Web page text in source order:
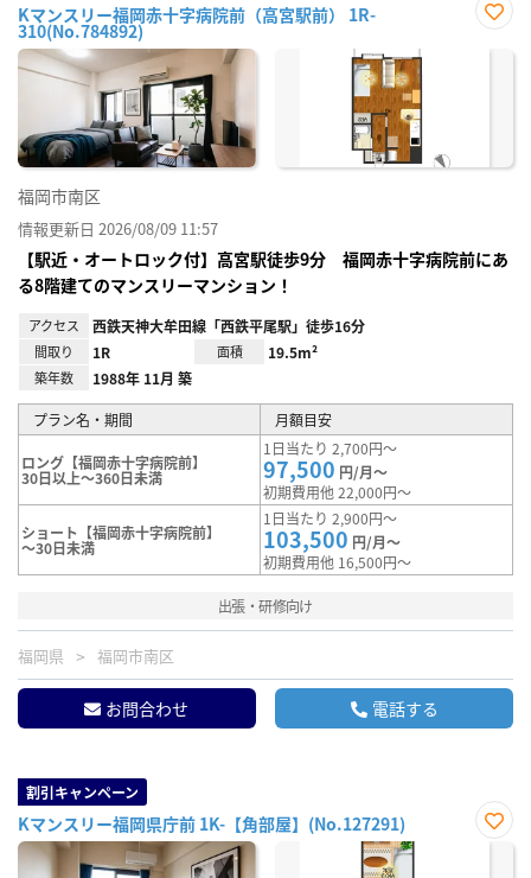
Kマンスリー福岡赤十字病院前（高宮駅前） 1R-
310(No.784892)
に入
福岡市南区
情報更新日 2026/08/09 11:57
【駅近・オートロック付】高宮駅徒歩9分 福岡赤十字病院前にあ
る8階建てのマンスリーマンション！
アクセス 西鉄天神大牟田線「西鉄平尾駅」徒歩16分
間取り 1R 面積 19.5m²
築年数 1988年 11月 築
プラン名・期間 月額目安
ロング【福岡赤十字病院前】
30日以上～360日未満
1日当たり 2,700円～
97,500 円/月～
初期費用他 22,000円～
ショート【福岡赤十字病院前】
～30日未満
1日当たり 2,900円～
103,500 円/月～
初期費用他 16,500円～
出張・研修向け
福岡県 福岡市南区
お問合わせ 電話する
割引キャンペーン
Kマンスリー福岡県庁前 1K-【角部屋】(No.127291)
お気